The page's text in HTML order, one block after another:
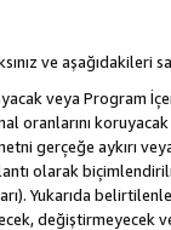
ve aşağıdakileri
veya Program
oranlarını
gerçeğe aykırı
olarak
Yukarıda